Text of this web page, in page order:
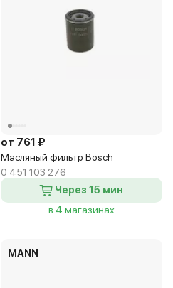
от 761 ₽
Масляный фильтр Bosch
0 451 103 276
Через 15 мин
в 4 магазинах
MANN